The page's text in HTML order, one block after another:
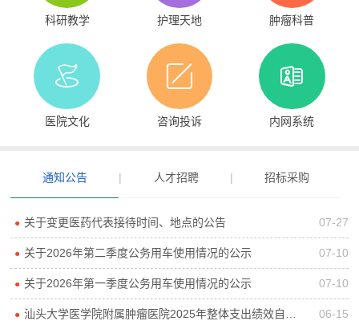
科研教学 护理天地 肿瘤科普
医院文化 咨询投诉 内网系统
通知公告 | 人才招聘 | 招标采购
● 关于变更医药代表接待时间、地点的公告 07-27
● 关于2026年第二季度公务用车使用情况的公示 07-10
● 关于2026年第一季度公务用车使用情况的公示 07-10
● 汕头大学医学院附属肿瘤医院2025年整体支出绩效自评报告 06-15